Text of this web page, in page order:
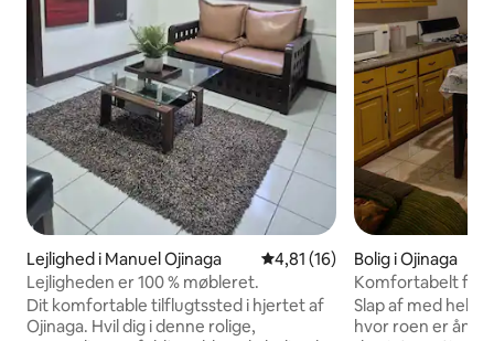
Lejlighed i Manuel Ojinaga 4,81 ud af 5 i gennemsnitlig
4,81 (16)
Lejligheden er 100 % møbleret.
Dit komfortable tilflugtssted i hjertet af
Ojinaga. Hvil dig i denne rolige,
Bolig i Ojinaga
Komfortabelt
Slap af med hele
hvor roen er